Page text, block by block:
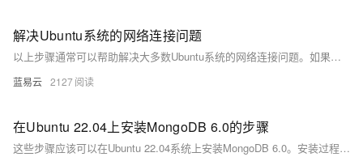
解决Ubuntu系统的网络连接问题
以上步骤通常可以帮助解决大多数Ubuntu系统的网络连接问题。如果问题仍然存在，可能需要更深入的诊断，或考虑联系网络管理员或专业技术人员。
蓝易云 2127
在Ubuntu 22.04上安装MongoDB 6.0的步骤
这些步骤应该可以在Ubuntu 22.04系统上安装MongoDB 6.0。安装过程中，如果遇到任何问题，可以查阅MongoDB的官方文档或者Ubuntu的相关帮助文档，这些资源通常提供了解决特定问题的详细指导。